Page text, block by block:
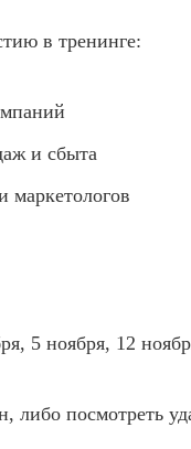
в тренинге:
и сбыта
маркетологов
5 ноября, 12
либо посмотреть